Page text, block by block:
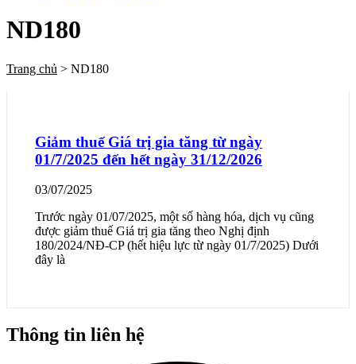
ND180
Trang chủ > ND180
Giảm thuế Giá trị gia tăng từ ngày
01/7/2025 đến hết ngày 31/12/2026
03/07/2025
Trước ngày 01/07/2025, một số hàng hóa, dịch vụ cũng
được giảm thuế Giá trị gia tăng theo Nghị định
180/2024/NĐ-CP (hết hiệu lực từ ngày 01/7/2025) Dưới
đây là
Thông tin liên hệ